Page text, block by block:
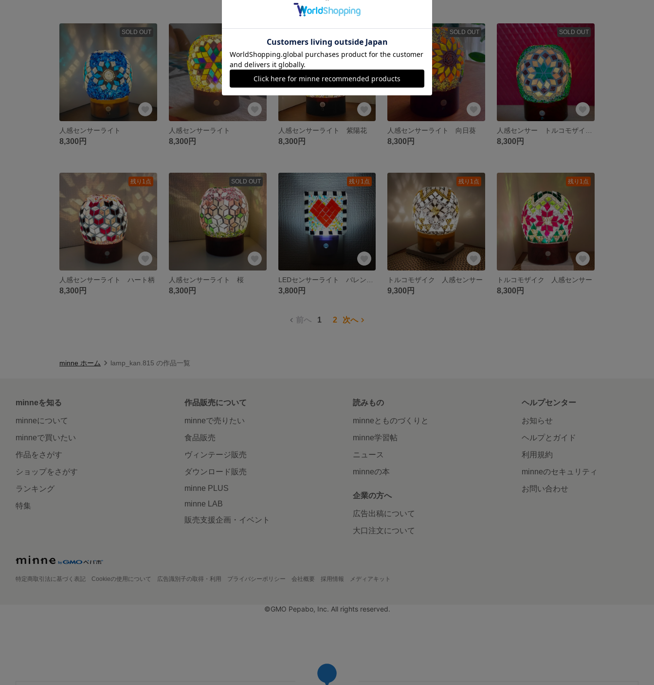
SOLD OUT
人感センサーライト
8,300円
人感センサーライト
8,300円
人感センサーライト 紫陽花
8,300円
SOLD OUT
人感センサーライト 向日葵
8,300円
SOLD OUT
8,300円
残り1点
人感センサーライト ハート柄
8,300円
SOLD OUT
人感センサーライト 桜
8,300円
残り1点
3,800円
残り1点
トルコモザイク 人感センサー
9,300円
残り1点
トルコモザイク 人感センサー
8,300円
前へ 1 2 次へ
minne ホーム lamp_kan.815 の作品一覧
minneを知る
minneについて
minneで買いたい
作品をさがす
ショップをさがす
ランキング
特集
作品販売について
minneで売りたい
食品販売
ヴィンテージ販売
ダウンロード販売
minne PLUS
minne LAB
販売支援企画・イベント
読みもの
minneとものづくりと
minne学習帖
ニュース
minneの本
企業の方へ
広告出稿について
大口注文について
ヘルプセンター
お知らせ
ヘルプとガイド
利用規約
minneのセキュリティ
お問い合わせ
特定商取引法に基づく表記 Cookieの使用について 広告識別子の取得・利用 プライバシーポリシー 会社概要 採用情報 メディアキット
©GMO Pepabo, Inc. All rights reserved.